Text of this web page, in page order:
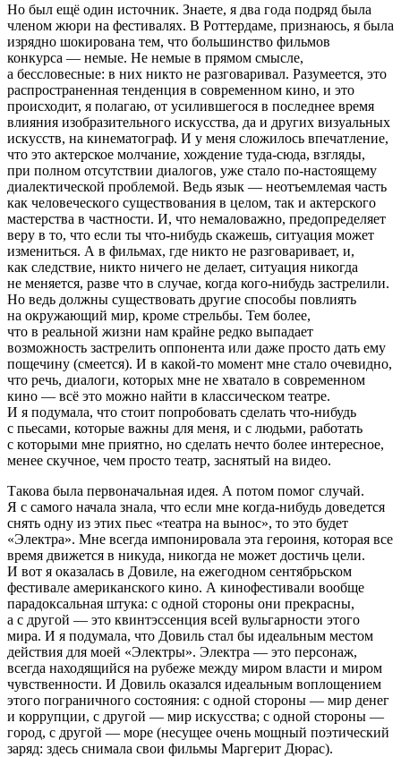
Но был ещё один источник. Знаете, я два года подряд была
членом жюри на фестивалях. В Роттердаме, признаюсь, я была
изрядно шокирована тем, что большинство фильмов
конкурса — немые. Не немые в прямом смысле,
а бессловесные: в них никто не разговаривал. Разумеется, это
распространенная тенденция в современном кино, и это
происходит, я полагаю, от усилившегося в последнее время
влияния изобразительного искусства, да и других визуальных
искусств, на кинематограф. И у меня сложилось впечатление,
что это актерское молчание, хождение туда-сюда, взгляды,
при полном отсутствии диалогов, уже стало по-настоящему
диалектической проблемой. Ведь язык — неотъемлемая часть
как человеческого существования в целом, так и актерского
мастерства в частности. И, что немаловажно, предопределяет
веру в то, что если ты что-нибудь скажешь, ситуация может
измениться. А в фильмах, где никто не разговаривает, и,
как следствие, никто ничего не делает, ситуация никогда
не меняется, разве что в случае, когда кого-нибудь застрелили.
Но ведь должны существовать другие способы повлиять
на окружающий мир, кроме стрельбы. Тем более,
что в реальной жизни нам крайне редко выпадает
возможность застрелить оппонента или даже просто дать ему
пощечину (смеется). И в какой-то момент мне стало очевидно,
что речь, диалоги, которых мне не хватало в современном
кино — всё это можно найти в классическом театре.
И я подумала, что стоит попробовать сделать что-нибудь
с пьесами, которые важны для меня, и с людьми, работать
с которыми мне приятно, но сделать нечто более интересное,
менее скучное, чем просто театр, заснятый на видео.
Такова была первоначальная идея. А потом помог случай.
Я с самого начала знала, что если мне когда-нибудь доведется
снять одну из этих пьес «театра на вынос», то это будет
«Электра». Мне всегда импонировала эта героиня, которая все
время движется в никуда, никогда не может достичь цели.
И вот я оказалась в Довиле, на ежегодном сентябрьском
фестивале американского кино. А кинофестивали вообще
парадоксальная штука: с одной стороны они прекрасны,
а с другой — это квинтэссенция всей вульгарности этого
мира. И я подумала, что Довиль стал бы идеальным местом
действия для моей «Электры». Электра — это персонаж,
всегда находящийся на рубеже между миром власти и миром
чувственности. И Довиль оказался идеальным воплощением
этого пограничного состояния: с одной стороны — мир денег
и коррупции, с другой — мир искусства; с одной стороны —
город, с другой — море (несущее очень мощный поэтический
заряд: здесь снимала свои фильмы Маргерит Дюрас).